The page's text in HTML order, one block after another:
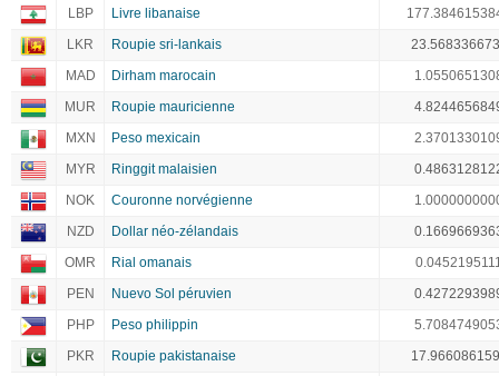
LBP
Livre libanaise
LKR
Roupie sri-lankais
MAD
Dirham marocain
MUR
Roupie mauricienne
MXN
Peso mexicain
MYR
Ringgit malaisien
NOK
Couronne norvégienne
NZD
Dollar néo-zélandais
OMR
Rial omanais
PEN
Nuevo Sol péruvien
PHP
Peso philippin
PKR
Roupie pakistanaise